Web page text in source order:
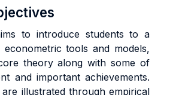
to introduce students to a
tools and models,
theory along with some of
and important achievements.
illustrated through empirical